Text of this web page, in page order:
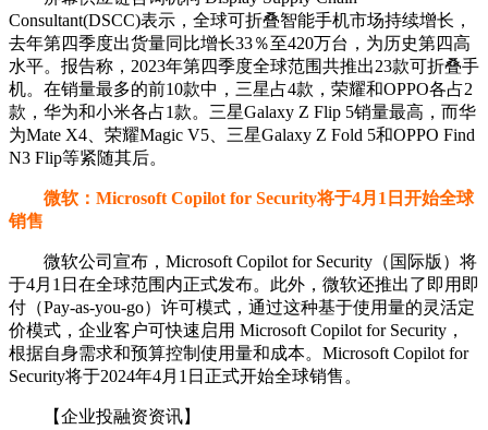
Consultant(DSCC)表示，全球可折叠智能手机市场持续增长，
去年第四季度出货量同比增长33％至420万台，为历史第四高
水平。报告称，2023年第四季度全球范围共推出23款可折叠手
机。在销量最多的前10款中，三星占4款，荣耀和OPPO各占2
款，华为和小米各占1款。三星Galaxy Z Flip 5销量最高，而华
为Mate X4、荣耀Magic V5、三星Galaxy Z Fold 5和OPPO Find
N3 Flip等紧随其后。
微软：Microsoft Copilot for Security将于4月1日开始全球
销售
微软公司宣布，Microsoft Copilot for Security（国际版）将
于4月1日在全球范围内正式发布。此外，微软还推出了即用即
付（Pay-as-you-go）许可模式，通过这种基于使用量的灵活定
价模式，企业客户可快速启用 Microsoft Copilot for Security，
根据自身需求和预算控制使用量和成本。Microsoft Copilot for
Security将于2024年4月1日正式开始全球销售。
【企业投融资资讯】